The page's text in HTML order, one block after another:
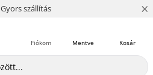
Gyors szállítás
5+ millió ügyfél ×
Kosár
Mentve
Fiókom